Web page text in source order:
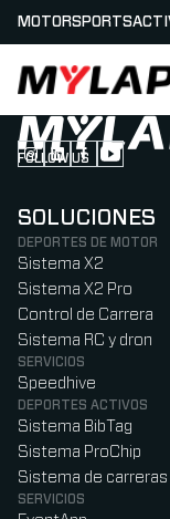
LOGO MYLAPS -
MOTORSPORTS
FOLLOW US
Follow us on
Follow us on
Follow us
Follow
SOLUCIONES
DEPORTES DE MOTOR
Sistema X2
Sistema X2 Pro
Control de Carrera
Sistema RC y dron
SERVICIOS
Speedhive
DEPORTES ACTIVOS
Sistema BibTag
Sistema ProChip
Sistema de carreras
SERVICIOS